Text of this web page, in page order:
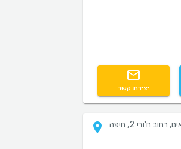
יצירת קשר
ח'ורי 2, חיפה